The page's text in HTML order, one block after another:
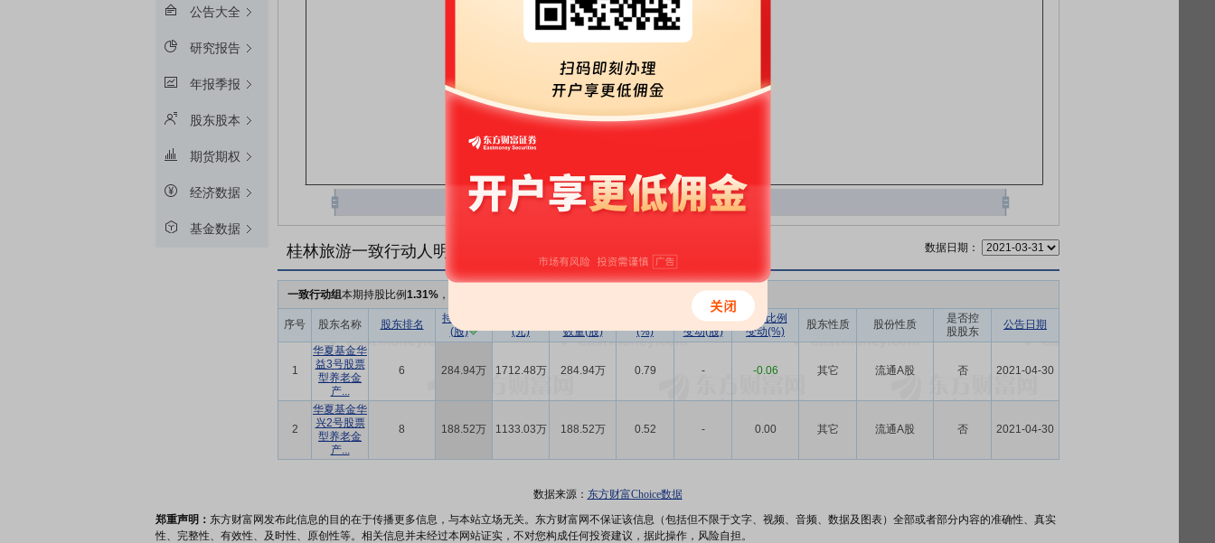
公告大全
研究报告
年报季报
股东股本
期货期权
经济数据
基金数据
桂林旅游一致行动人明细 数据日期：
一致行动组本期持股比例1.31% ，持股数量
序号 股东名称 股东排名
持股数量
(股)
(元)
数量(股)
(%)
持股数量
变动(股)
持股比例
变动(%)
股东性质 股份性质
是否控
股股东
公告日期
1
华夏基金华
益3号股票
型养老金
产...
6 284.94万 1712.48万 284.94万 0.79 - -0.06 其它 流通A股 否 2021-04-30
2
华夏基金华
兴2号股票
型养老金
产...
8 188.52万 1133.03万 188.52万 0.52 - 0.00 其它 流通A股 否 2021-04-30
数据来源： 东方财富Choice数据
郑重声明： 东方财富网发布此信息的目的在于传播更多信息，与本站立场无关。东方财富网不保证该信息（包括但不限于文字、视频、音频、数据及图表）全部或者部分内容的准确性、真实
性、完整性、有效性、及时性、原创性等。相关信息并未经过本网站证实，不对您构成任何投资建议，据此操作，风险自担。